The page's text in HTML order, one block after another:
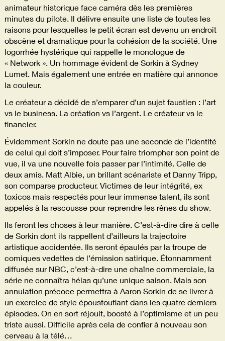
animateur historique face caméra dès les premières
minutes du pilote. Il délivre ensuite une liste de toutes les
raisons pour lesquelles le petit écran est devenu un endroit
obscène et dramatique pour la cohésion de la société. Une
logorrhée hystérique qui rappelle le monologue de
« Network ». Un hommage évident de Sorkin à Sydney
Lumet. Mais également une entrée en matière qui annonce
la couleur.
Le créateur a décidé de s’emparer d’un sujet faustien : l’art
vs le business. La création vs l’argent. Le créateur vs le
financier.
Évidemment Sorkin ne doute pas une seconde de l’identité
de celui qui doit s’imposer. Pour faire triompher son point de
vue, il va une nouvelle fois passer par l’intimité. Celle de
deux amis. Matt Albie, un brillant scénariste et Danny Tripp,
son comparse producteur. Victimes de leur intégrité, ex
toxicos mais respectés pour leur immense talent, ils sont
appelés à la rescousse pour reprendre les rênes du show.
Ils feront les choses à leur manière. C’est-à-dire dire à celle
de Sorkin dont ils rappellent d’ailleurs la trajectoire
artistique accidentée. Ils seront épaulés par la troupe de
comiques vedettes de l’émission satirique. Étonnamment
diffusée sur NBC, c’est-à-dire une chaîne commerciale, la
série ne connaîtra hélas qu’une unique saison. Mais son
annulation précoce permettra à Aaron Sorkin de se livrer à
un exercice de style époustouflant dans les quatre derniers
épisodes. On en sort réjouit, boosté à l’optimisme et un peu
triste aussi. Difficile après cela de confier à nouveau son
cerveau à la télé…